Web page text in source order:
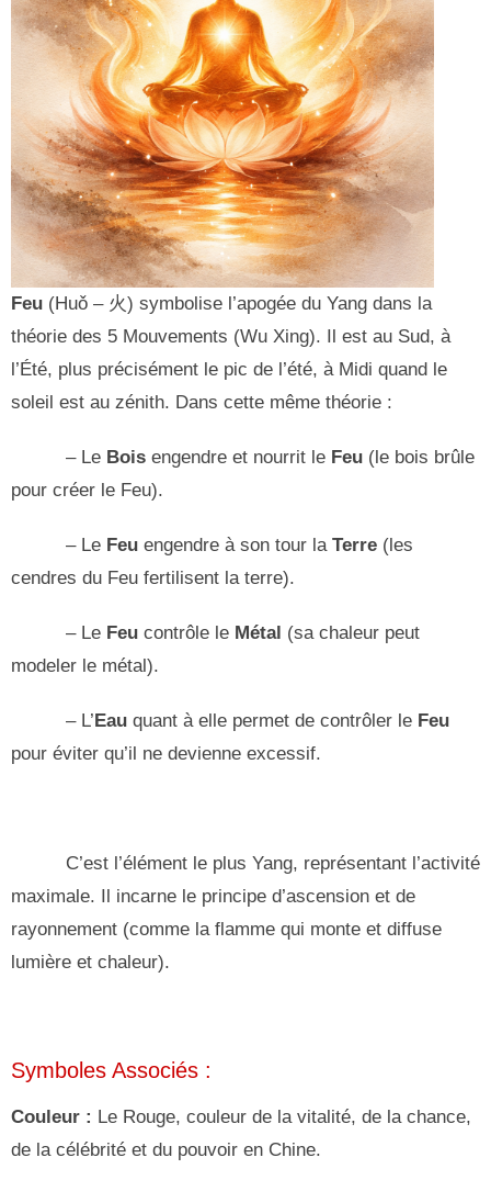
Feu (Huǒ – 火) symbolise l’apogée du Yang dans la
théorie des 5 Mouvements (Wu Xing). Il est au Sud, à
l’Été, plus précisément le pic de l’été, à Midi quand le
soleil est au zénith. Dans cette même théorie :
– Le Bois engendre et nourrit le Feu (le bois brûle
pour créer le Feu).
– Le Feu engendre à son tour la Terre (les
cendres du Feu fertilisent la terre).
– Le Feu contrôle le Métal (sa chaleur peut
modeler le métal).
– L’Eau quant à elle permet de contrôler le Feu
pour éviter qu’il ne devienne excessif.
C’est l’élément le plus Yang, représentant l’activité
maximale. Il incarne le principe d’ascension et de
rayonnement (comme la flamme qui monte et diffuse
lumière et chaleur).
Symboles Associés :
Couleur : Le Rouge, couleur de la vitalité, de la chance,
de la célébrité et du pouvoir en Chine.